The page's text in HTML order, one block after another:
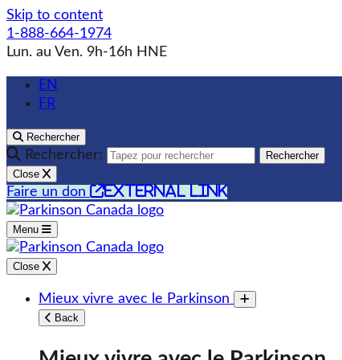
Skip to content
1-888-664-1974
Lun. au Ven. 9h-16h HNE
EN
FR
Rechercher
Rechercher:
Rechercher
Close
Faire un don external link
Menu
Close
Mieux vivre avec le Parkinson
Toggle submenu
Back